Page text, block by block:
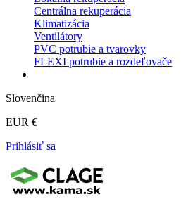
Centrálna rekuperácia
Klimatizácia
Ventilátory
PVC potrubie a tvarovky
FLEXI potrubie a rozdeľovače
Slovenčina
EUR €
Prihlásiť sa